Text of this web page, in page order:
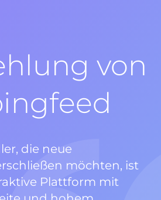
von
die neue
möchten, ist
Plattform mit